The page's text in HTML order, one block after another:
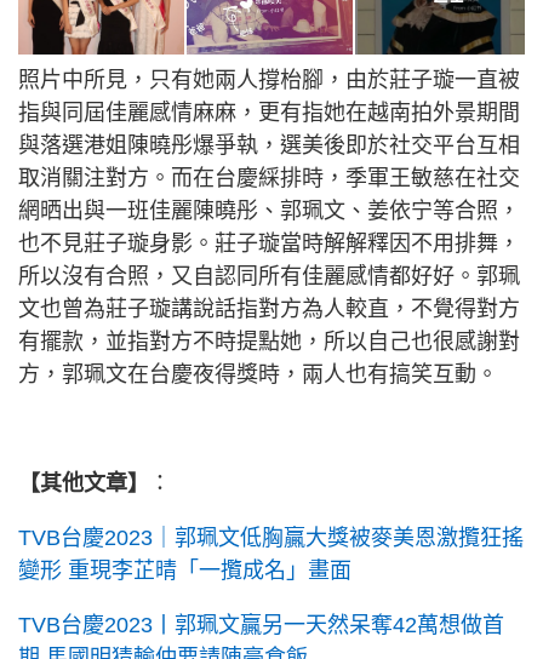
照片中所見，只有她兩人撐枱腳，由於莊子璇一直被
指與同屆佳麗感情麻麻，更有指她在越南拍外景期間
與落選港姐陳曉彤爆爭執，選美後即於社交平台互相
取消關注對方。而在台慶綵排時，季軍王敏慈在社交
網晒出與一班佳麗陳曉彤、郭珮文、姜依宁等合照，
也不見莊子璇身影。莊子璇當時解解釋因不用排舞，
所以沒有合照，又自認同所有佳麗感情都好好。郭珮
文也曾為莊子璇講說話指對方為人較直，不覺得對方
有擺款，並指對方不時提點她，所以自己也很感謝對
方，郭珮文在台慶夜得獎時，兩人也有搞笑互動。
【其他文章】 ：
TVB台慶2023｜郭珮文低胸贏大獎被麥美恩激攬狂搖
變形 重現李芷晴「一攬成名」畫面
TVB台慶2023丨郭珮文贏另一天然呆奪42萬想做首